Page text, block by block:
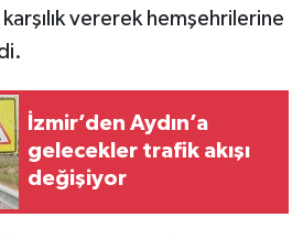
vererek hemşehrilerine
İzmir’den Aydın’a
gelecekler trafik akışı
değişiyor